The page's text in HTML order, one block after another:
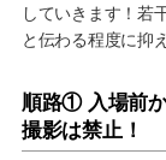
していきます！若
と伝わる程度に抑
順路① 入場前
撮影は禁止！